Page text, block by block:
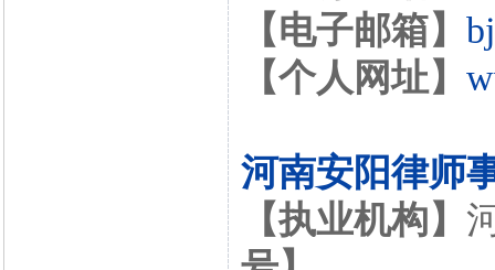
【电子邮箱】
【个人网址】
河南安阳律师
【执业机构】